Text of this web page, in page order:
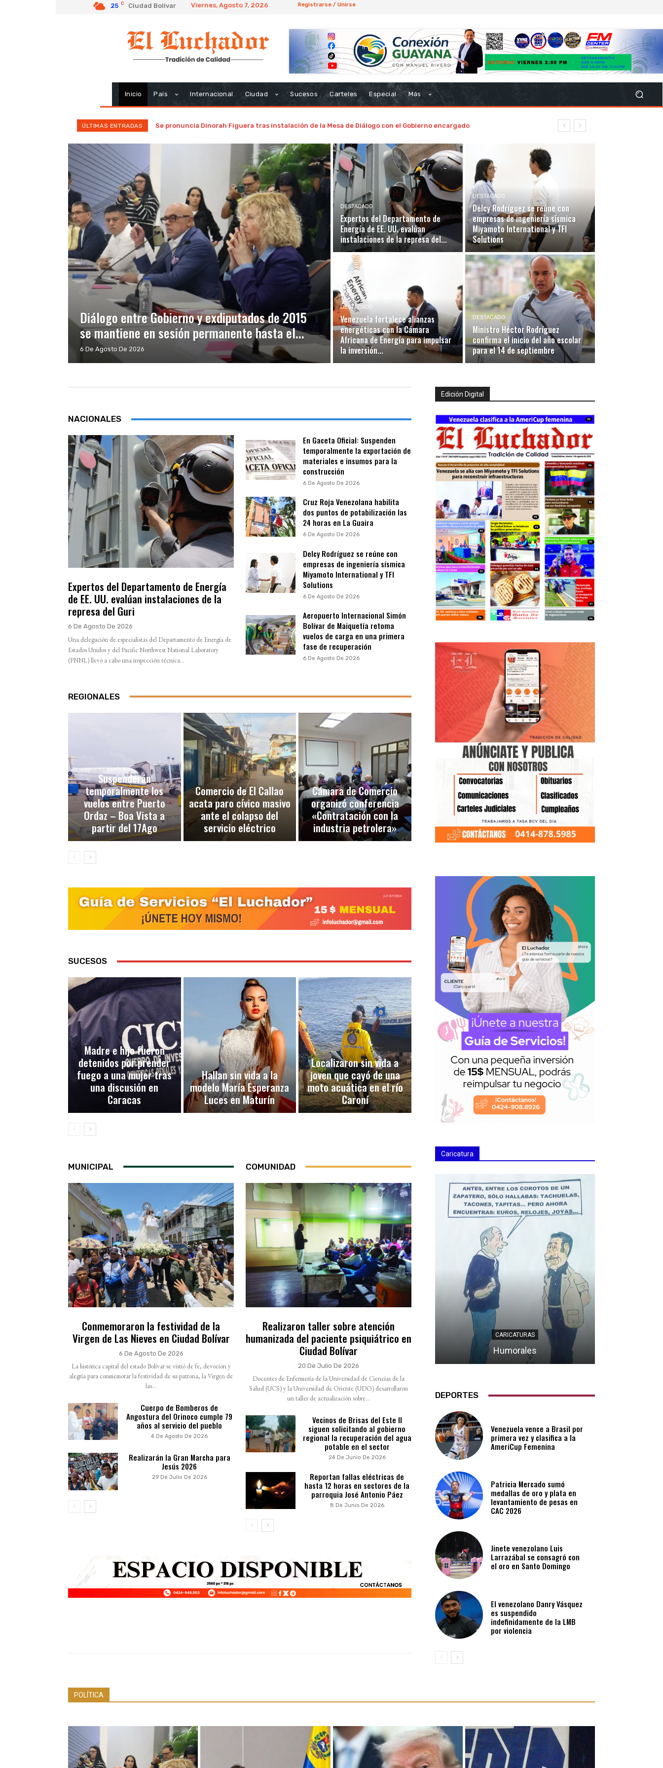
25 C Ciudad Bolivar Viernes, Agosto 7, 2026 Registrarse / Unirse
Inicio País Internacional Ciudad Sucesos Carteles Especial Más
ÚLTIMAS ENTRADAS Se pronuncia Dinorah Figuera tras instalación de la Mesa de Diálogo con el Gobierno encargado
Diálogo entre Gobierno y exdiputados de 2015
se mantiene en sesión permanente hasta el...
6 De Agosto De 2026
DESTACADO
Expertos del Departamento de
Energía de EE. UU. evalúan
instalaciones de la represa del...
DESTACADO
Delcy Rodríguez se reúne con
empresas de ingeniería sísmica
Miyamoto International y TFI
Solutions
DESTACADO
Venezuela fortalece alianzas
energéticas con la Cámara
Africana de Energía para impulsar
la inversión...
DESTACADO
Ministro Héctor Rodríguez
confirma el inicio del año escolar
para el 14 de septiembre
NACIONALES
Expertos del Departamento de Energía
de EE. UU. evalúan instalaciones de la
represa del Guri
6 De Agosto De 2026
Una delegación de especialistas del Departamento de Energía de
Estados Unidos y del Pacific Northwest National Laboratory
(PNNL) llevó a cabo una inspección técnica...
En Gaceta Oficial: Suspenden
temporalmente la exportación de
materiales e insumos para la
construcción
6 De Agosto De 2026
Cruz Roja Venezolana habilita
dos puntos de potabilización las
24 horas en La Guaira
6 De Agosto De 2026
Delcy Rodríguez se reúne con
empresas de ingeniería sísmica
Miyamoto International y TFI
Solutions
6 De Agosto De 2026
Aeropuerto Internacional Simón
Bolívar de Maiquetía retoma
vuelos de carga en una primera
fase de recuperación
6 De Agosto De 2026
REGIONALES
Suspenderán
temporalmente los
vuelos entre Puerto
Ordaz – Boa Vista a
partir del 17Ago
Comercio de El Callao
acata paro cívico masivo
ante el colapso del
servicio eléctrico
Cámara de Comercio
organizó conferencia
«Contratación con la
industria petrolera»
SUCESOS
Madre e hijo fueron
detenidos por prender
fuego a una mujer tras
una discusión en
Caracas
Hallan sin vida a la
modelo María Esperanza
Luces en Maturín
Localizaron sin vida a
joven que cayó de una
moto acuática en el río
Caroní
MUNICIPAL
Conmemoraron la festividad de la
Virgen de Las Nieves en Ciudad Bolívar
6 De Agosto De 2026
La histórica capital del estado Bolívar se vistió de fe, devoción y
alegría para conmemorar la festividad de su patrona, la Virgen de
las...
Cuerpo de Bomberos de
Angostura del Orinoco cumple 79
años al servicio del pueblo
4 De Agosto De 2026
Realizarán la Gran Marcha para
Jesús 2026
29 De Julio De 2026
COMUNIDAD
Realizaron taller sobre atención
humanizada del paciente psiquiátrico en
Ciudad Bolívar
20 De Julio De 2026
Docentes de Enfermería de la Universidad de Ciencias de la
Salud (UCS) y la Universidad de Oriente (UDO) desarrollaron
un taller de actualización sobre...
Vecinos de Brisas del Este II
siguen solicitando al gobierno
regional la recuperación del agua
potable en el sector
24 De Junio De 2026
Reportan fallas eléctricas de
hasta 12 horas en sectores de la
parroquia José Antonio Páez
8 De Junio De 2026
Edición Digital
Caricatura
CARICATURAS
Humorales
DEPORTES
Venezuela vence a Brasil por
primera vez y clasifica a la
AmeriCup Femenina​
Patricia Mercado sumó
medallas de oro y plata en
levantamiento de pesas en
CAC 2026
Jinete venezolano Luis
Larrazábal se consagró con
el oro en Santo Domingo
El venezolano Danry Vásquez
es suspendido
indefinidamente de la LMB
por violencia
POLÍTICA